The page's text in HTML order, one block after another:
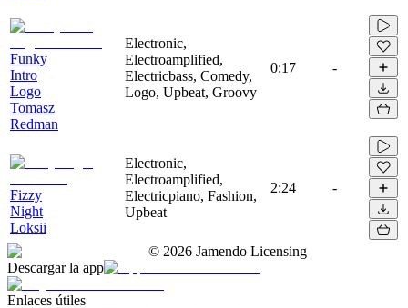
Funky
Intro
Logo
Tomasz
Redman
Electronic,
Electroamplified,
Electricbass, Comedy,
Logo, Upbeat, Groovy
0:17 -
Fizzy
Night
Loksii
Electronic,
Electroamplified,
Electricpiano, Fashion,
Upbeat
2:24 -
© 2026 Jamendo Licensing
Descargar la app
Enlaces útiles